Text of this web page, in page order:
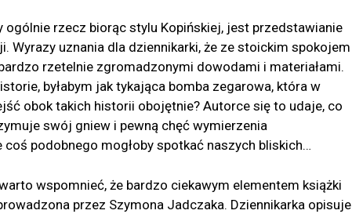
rzecz biorąc stylu Kopińskiej, jest przedstawianie
Wyrazy uznania dla dziennikarki, że ze stoickim spokojem
rzetelnie zgromadzonymi dowodami i materiałami.
byłabym jak tykająca bomba zegarowa, która w
obok takich historii obojętnie? Autorce się to udaje, co
swój gniew i pewną chęć wymierzenia
podobnego mogłoby spotkać naszych bliskich…
wspomnieć, że bardzo ciekawym elementem książki
przez Szymona Jadczaka. Dziennikarka opisuje